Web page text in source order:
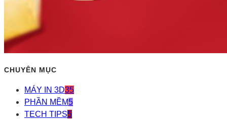
CHUYÊN MỤC
MÁY IN 3D35
PHẦN MỀM5
TECH TIPS5